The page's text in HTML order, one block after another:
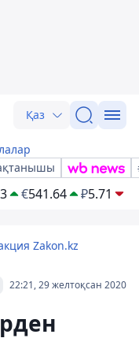
Қаз
€541.64 ₽5.71
Zakon.kz
22:21, 29 желтоқсан 2020